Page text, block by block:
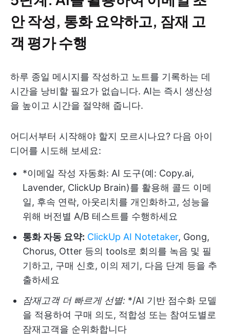
안 작성, 통화 요약하고, 잠재 고
객 평가 수행
하루 종일 메시지를 작성하고 노트를 기록하는 데
시간을 낭비할 필요가 없습니다. AI는 즉시 생산성
을 높이고 시간을 절약해 줍니다.
어디서부터 시작해야 할지 모르시나요? 다음 아이
디어를 시도해 보세요:
*이메일 작성 자동화: AI 도구(예: Copy.ai,
Lavender, ClickUp Brain)를 활용해 콜드 이메
일, 후속 연락, 아웃리치를 개인화하고, 성능을
위해 버전별 A/B 테스트를 수행하세요
통화 자동 요약: ClickUp AI Notetaker, Gong,
Chorus, Otter 등의 tools로 회의를 녹음 및 필
기하고, 구매 신호, 이의 제기, 다음 단계 등을 추
출하세요
잠재고객 더 빠르게 선별: */AI 기반 점수화 모델
을 적용하여 구매 의도, 적합성 또는 참여도별로
잠재고객을 순위화합니다